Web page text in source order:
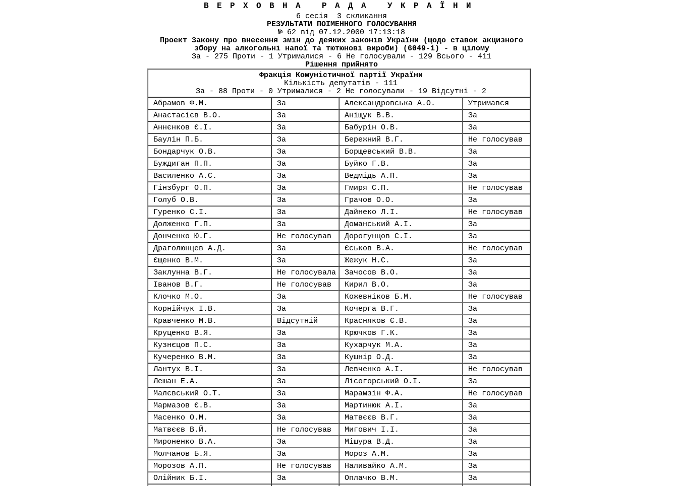
ВЕРХОВНА РАДА УКРАЇНИ
6 сесія 3 скликання
РЕЗУЛЬТАТИ ПОІМЕННОГО ГОЛОСУВАННЯ
№ 62 від 07.12.2000 17:13:18
Проект Закону про внесення змін до деяких законів України (щодо ставок акцизного
збору на алкогольні напої та тютюнові вироби) (6049-1) - в цілому
За - 275 Проти - 1 Утрималися - 6 Не голосували - 129 Всього - 411
Рішення прийнято
Фракція Комуністичної партії України
Кількість депутатів - 111
За - 88 Проти - 0 Утрималися - 2 Не голосували - 19 Відсутні - 2
Абрамов Ф.М.
За Александровська А.О.
Утримався
Анастасієв В.О.
За Аніщук В.В.
За
Аннєнков Є.І.
За Бабурін О.В.
За
Баулін П.Б.
За Бережний В.Г.
Не голосував
Бондарчук О.В.
За Борщевський В.В.
За
Буждиган П.П.
За Буйко Г.В.
За
Василенко А.С.
За Ведмідь А.П.
За
Гінзбург О.П.
За Гмиря С.П.
Не голосував
Голуб О.В.
За Грачов О.О.
За
Гуренко С.І.
За Дайнеко Л.І.
Не голосував
Долженко Г.П.
За Доманський А.І.
За
Донченко Ю.Г.
Не голосував Дорогунцов С.І.
За
Драголюнцев А.Д.
За Єськов В.А.
Не голосував
Єщенко В.М.
За Жежук Н.С.
За
Заклунна В.Г.
Не голосувала Зачосов В.О.
За
Іванов В.Г.
Не голосував Кирил В.О.
За
Клочко М.О.
За Кожевніков Б.М.
Не голосував
Корнійчук І.В.
За Кочерга В.Г.
За
Кравченко М.В.
Відсутній Красняков Є.В.
За
Круценко В.Я.
За Крючков Г.К.
За
Кузнєцов П.С.
За Кухарчук М.А.
За
Кучеренко В.М.
За Кушнір О.Д.
За
Лантух В.І.
За Левченко А.І.
Не голосував
Лешан Е.А.
За Лісогорський О.І.
За
Малєвський О.Т.
За Марамзін Ф.А.
Не голосував
Мармазов Є.В.
За Мартинюк А.І.
За
Масенко О.М.
За Матвєєв В.Г.
За
Матвєєв В.Й.
Не голосував Мигович І.І.
За
Мироненко В.А.
За Мішура В.Д.
За
Молчанов Б.Я.
За Мороз А.М.
За
Морозов А.П.
Не голосував Наливайко А.М.
За
Олійник Б.І.
За Оплачко В.М.
За